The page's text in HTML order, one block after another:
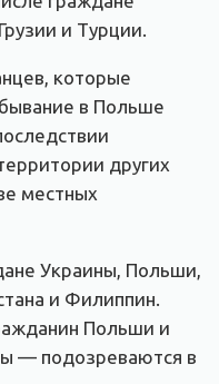
и Турции.
которые
в Польше
других
местных
Украины, Польши,
и Филиппин.
Польши и
— подозреваются в